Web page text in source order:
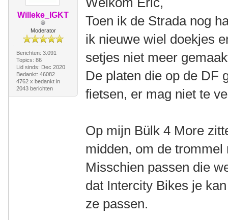
Willeke_IGKT
Moderator
Berichten: 3.091
Topics: 86
Lid sinds: Dec 2020
Bedankt: 46082
4762 x bedankt in
2043 berichten
Toen ik de Strada nog
ik nieuwe wiel doekjes
setjes niet meer
De platen die op de DF
fietsen, er mag niet te
Op mijn Bülk 4 More
midden, om de trommel
Misschien passen die
dat Intercity Bikes je
ze passen.